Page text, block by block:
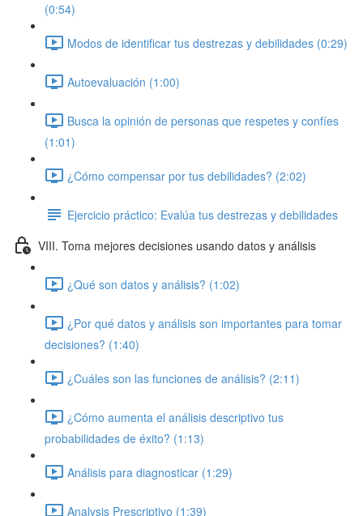
(0:54)
Modos de identificar tus destrezas y debilidades (0:29)
Autoevaluación (1:00)
Busca la opinión de personas que respetes y confíes
(1:01)
¿Cómo compensar por tus debilidades? (2:02)
Ejercicio práctico: Evalúa tus destrezas y debilidades
VIII. Toma mejores decisiones usando datos y análisis
¿Qué son datos y análisis? (1:02)
¿Por qué datos y análisis son importantes para tomar
decisiones? (1:40)
¿Cuáles son las funciones de análisis? (2:11)
¿Cómo aumenta el análisis descriptivo tus
probabilidades de éxito? (1:13)
Análisis para diagnosticar (1:29)
Analysis Prescriptivo (1:39)